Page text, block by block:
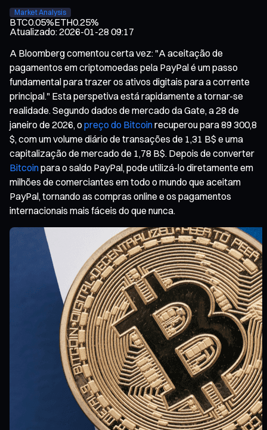
Market Analysis
BTC0.05%ETH0.25%
Atualizado:2026-01-28 09:17
A Bloomberg comentou certa vez: "A aceitação de
pagamentos em criptomoedas pela PayPal é um passo
fundamental para trazer os ativos digitais para a corrente
principal." Esta perspetiva está rapidamente a tornar-se
realidade. Segundo dados de mercado da Gate, a 28 de
janeiro de 2026, opreço do Bitcoinrecuperou para 89 300,8
$, com um volume diário de transações de 1,31 B$ e uma
capitalização de mercado de 1,78 B$. Depois de converter
Bitcoinpara o saldo PayPal, pode utilizá-lo diretamente em
milhões de comerciantes em todo o mundo que aceitam
PayPal, tornando as compras online e os pagamentos
internacionais mais fáceis do que nunca.